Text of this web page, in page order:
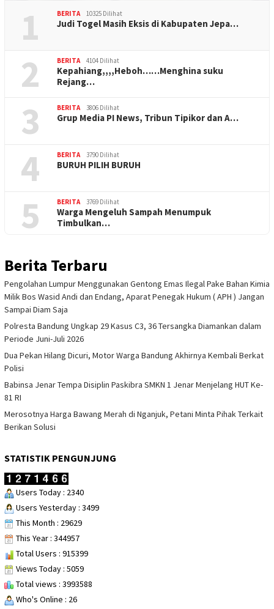
1 BERITA 10325 Dilihat
Judi Togel Masih Eksis di Kabupaten Jepa…
2 BERITA 4104 Dilihat
Kepahiang,,,,Heboh……Menghina suku
Rejang…
3 BERITA 3806 Dilihat
Grup Media PI News, Tribun Tipikor dan A…
4 BERITA 3790 Dilihat
BURUH PILIH BURUH
5 BERITA 3769 Dilihat
Warga Mengeluh Sampah Menumpuk
Timbulkan…
Berita Terbaru
Pengolahan Lumpur Menggunakan Gentong Emas Ilegal Pake Bahan Kimia
Milik Bos Wasid Andi dan Endang, Aparat Penegak Hukum ( APH ) Jangan
Sampai Diam Saja
Polresta Bandung Ungkap 29 Kasus C3, 36 Tersangka Diamankan dalam
Periode Juni-Juli 2026
Dua Pekan Hilang Dicuri, Motor Warga Bandung Akhirnya Kembali Berkat
Polisi
Babinsa Jenar Tempa Disiplin Paskibra SMKN 1 Jenar Menjelang HUT Ke-
81 RI
Merosotnya Harga Bawang Merah di Nganjuk, Petani Minta Pihak Terkait
Berikan Solusi
STATISTIK PENGUNJUNG
Users Today : 2340
Users Yesterday : 3499
This Month : 29629
This Year : 344957
Total Users : 915399
Views Today : 5059
Total views : 3993588
Who's Online : 26